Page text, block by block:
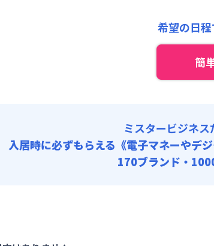
800円/月
手数料 : 3,000円/回 (税抜)
15,000円/回 (税
希望の日
簡
ミスタービジネ
入居時に必ずもらえる 《電子マネーやデ
170ブランド・